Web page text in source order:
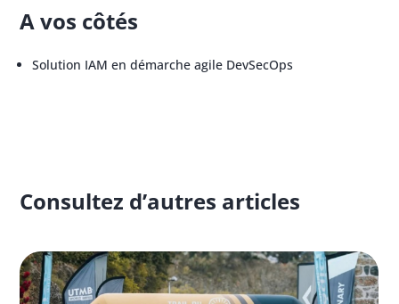
A vos côtés
Solution IAM en démarche agile DevSecOps
Consultez d’autres articles